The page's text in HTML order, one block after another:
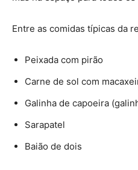
Entre as comidas típicas da
Peixada com pirão
Carne de sol com
Galinha de capoeira
Sarapatel
Baião de dois